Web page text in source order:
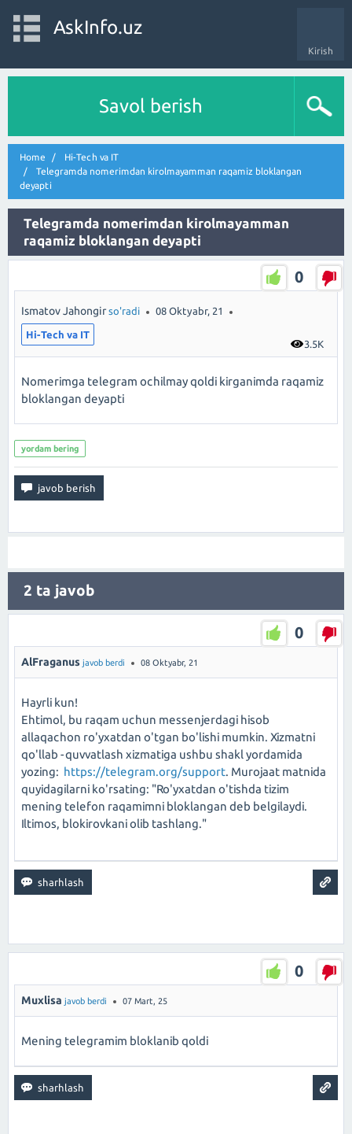
Kirish
AskInfo.uz
Savol berish
Home
Hi-Tech va IT
Telegramda nomerimdan kirolmayamman raqamiz bloklangan
deyapti
Telegramda nomerimdan kirolmayamman
raqamiz bloklangan deyapti
0
3.5K
Ismatov Jahongir so'radi 08 Oktyabr, 21
Hi-Tech va IT
Nomerimga telegram ochilmay qoldi kirganimda raqamiz
bloklangan deyapti
yordam bering
2 ta javob
0
AlFraganus javob berdi 08 Oktyabr, 21
Hayrli kun!
Ehtimol, bu raqam uchun messenjerdagi hisob
allaqachon ro'yxatdan o'tgan bo'lishi mumkin. Xizmatni
qo'llab -quvvatlash xizmatiga ushbu shakl yordamida
yozing: https://telegram.org/support. Murojaat matnida
quyidagilarni ko'rsating: "Ro'yxatdan o'tishda tizim
mening telefon raqamimni bloklangan deb belgilaydi.
Iltimos, blokirovkani olib tashlang."
0
Muxlisa javob berdi 07 Mart, 25
Mening telegramim bloklanib qoldi